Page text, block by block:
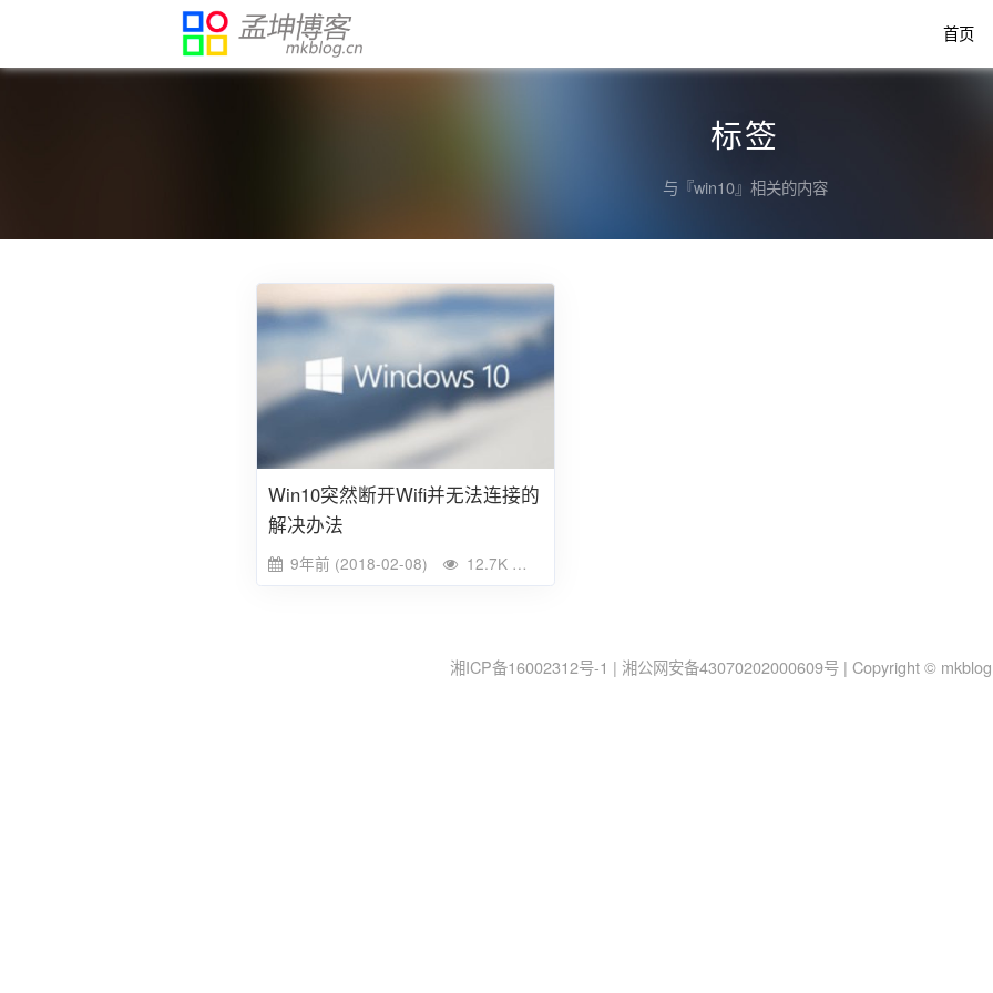
首页
标签
与『win10』相关的内容
Win10突然断开Wifi并无法连接的
解决办法
9年前 (2018-02-08) 12.7K
湘ICP备16002312号-1 | 湘公网安备43070202000609号| Copyright ©